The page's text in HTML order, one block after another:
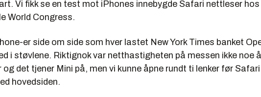
Vi fikk se en test mot iPhones innebygde Safari nettleser hos
World Congress.
er side om side som hver lastet New York Times banket
i støvlene. Riktignok var netthastigheten på messen ikke noe
og det tjener Mini på, men vi kunne åpne rundt ti lenker før
hovedsiden.